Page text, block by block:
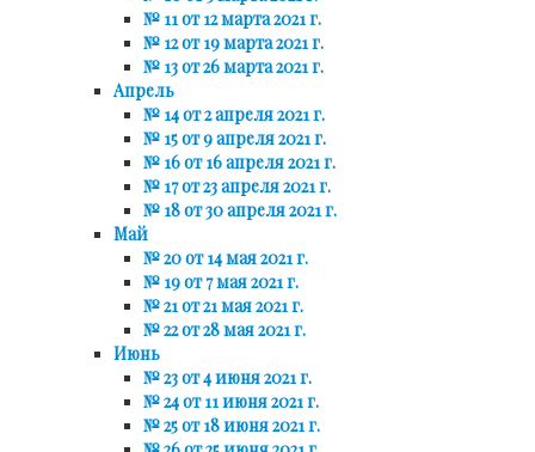
№ 11 от 12 марта 2021 г.
№ 12 от 19 марта 2021 г.
№ 13 от 26 марта 2021 г.
Апрель
№ 14 от 2 апреля 2021 г.
№ 15 от 9 апреля 2021 г.
№ 16 от 16 апреля 2021 г.
№ 17 от 23 апреля 2021 г.
№ 18 от 30 апреля 2021 г.
Май
№ 20 от 14 мая 2021 г.
№ 19 от 7 мая 2021 г.
№ 21 от 21 мая 2021 г.
№ 22 от 28 мая 2021 г.
Июнь
№ 23 от 4 июня 2021 г.
№ 24 от 11 июня 2021 г.
№ 25 от 18 июня 2021 г.